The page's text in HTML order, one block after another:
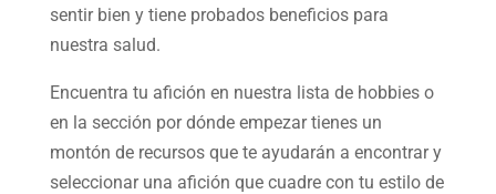
sentir bien y tiene probados beneficios para
nuestra salud.
Encuentra tu afición en nuestra lista de hobbieso
en la sección por dónde empezar tienes un
montón de recursos que te ayudarán a encontrar y
seleccionar una afición que cuadre con tu estilo de